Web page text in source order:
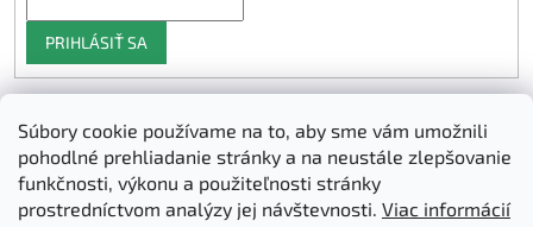
Súbory cookie používame na to, aby sme vám umožnili
pohodlné prehliadanie stránky a na neustále zlepšovanie
funkčnosti, výkonu a použiteľnosti stránky
prostredníctvom analýzy jej návštevnosti. Viac informácií
PRIHLÁSIŤ SA
Shoptet.sk